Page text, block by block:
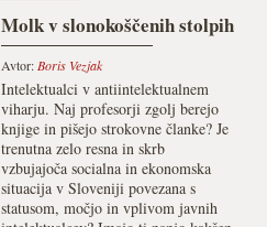
Molk v slonokoščenih stolpih
Avtor: Boris Vezjak
Intelektualci v antiintelektualnem
viharju. Naj profesorji zgolj berejo
knjige in pišejo strokovne članke? Je
trenutna zelo resna in skrb
vzbujajoča socialna in ekonomska
situacija v Sloveniji povezana s
statusom, močjo in vplivom javnih